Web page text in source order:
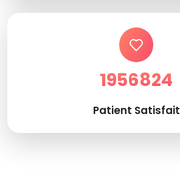
1956824
Patient Satisfait